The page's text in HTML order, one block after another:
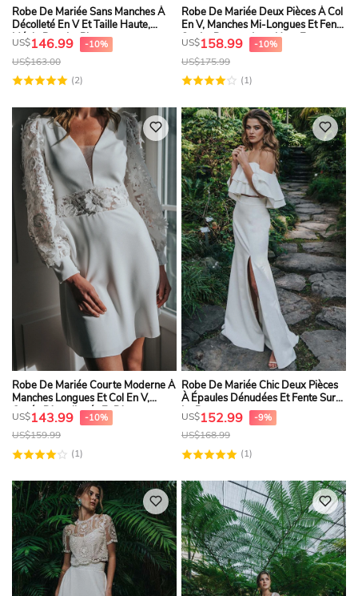
Robe De Mariée Sans Manches À
Décolleté En V Et Taille Haute,
Idéale Pour La Plage
US$146.99 -10%
US$163.00
(2)
Robe De Mariée Deux Pièces À Col
En V, Manches Mi-Longues Et Fente
Sur Le Devant Avec Haut En
Dentelle
US$158.99 -10%
US$175.99
(1)
Robe De Mariée Courte Moderne À
Manches Longues Et Col En V,
Ornée D'appliqués Et D'une
Découpe En Forme De Goutte.
US$143.99 -10%
US$159.99
(1)
Robe De Mariée Chic Deux Pièces
À Épaules Dénudées Et Fente Sur
Le Devant
US$152.99 -9%
US$168.99
(1)